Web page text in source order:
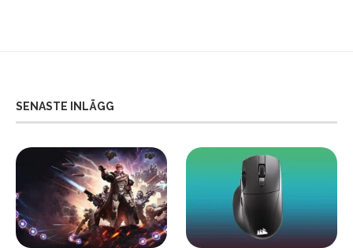
SENASTE INLÄGG